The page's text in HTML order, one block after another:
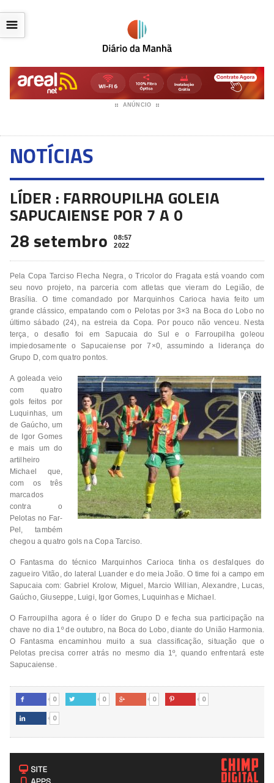
ANÚNCIO
☰
NOTÍCIAS
LÍDER : FARROUPILHA GOLEIA
SAPUCAIENSE POR 7 A 0
28 setembro
08:57
2022
Pela Copa Tarciso Flecha Negra, o Tricolor do Fragata está voando com
seu novo projeto, na parceria com atletas que vieram do Legião, de
Brasília. O time comandado por Marquinhos Carioca havia feito um
grande clássico, empatando com o Pelotas por 3×3 na Boca do Lobo no
último sábado (24), na estreia da Copa. Por pouco não venceu. Nesta
terça, o desafio foi em Sapucaia do Sul e o Farroupilha goleou
impiedosamente o Sapucaiense por 7×0, assumindo a liderança do
Grupo D, com quatro pontos.
A goleada veio
com quatro
gols feitos por
Luquinhas, um
de Gaúcho, um
de Igor Gomes
e mais um do
artilheiro
Michael que,
com os três
marcados
contra o
Pelotas no Far-
Pel, também
chegou a quatro gols na Copa Tarciso.
O Fantasma do técnico Marquinhos Carioca tinha os desfalques do
zagueiro Vitão, do lateral Luander e do meia João. O time foi a campo em
Sapucaia com: Gabriel Krolow, Miguel, Marcio Willian, Alexandre, Lucas,
Gaúcho, Giuseppe, Luigi, Igor Gomes, Luquinhas e Michael.
O Farroupilha agora é o líder do Grupo D e fecha sua participação na
chave no dia 1º de outubro, na Boca do Lobo, diante do União Harmonia.
O Fantasma encaminhou muito a sua classificação, situação que o
Pelotas precisa correr atrás no mesmo dia 1º, quando enfrentará este
Sapucaiense.
 0  0  0  0
 0